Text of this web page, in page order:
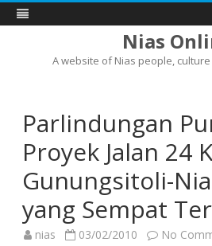
Nias
A website of Nias people,
Parlindungan
Proyek Jalan 24
Gunungsitoli-
yang Sempat
nias 03/02/2010 No